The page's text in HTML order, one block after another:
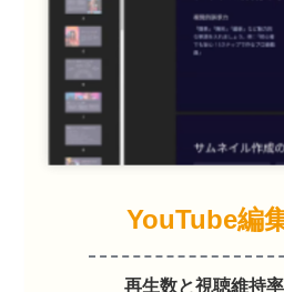
YouTube編
再生数と視聴維持